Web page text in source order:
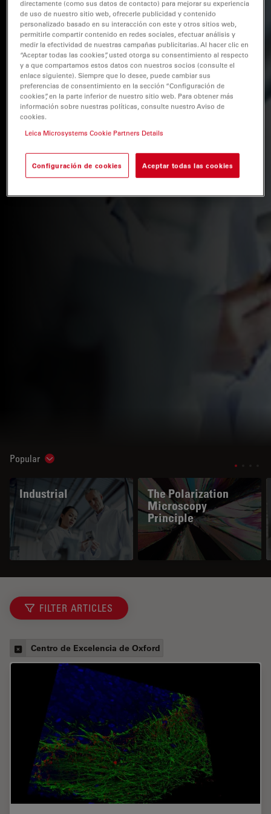
Popular Show subnavigation
Industrial
The Polarization
Microscopy
Principle
FILTER ARTICLES
Centro de Excelencia de Oxford
directamente (como sus datos de contacto) para mejorar su experiencia
de uso de nuestro sitio web, ofrecerle publicidad y contenido
personalizado basado en su interacción con este y otros sitios web,
permitirle compartir contenido en redes sociales, efectuar análisis y
medir la efectividad de nuestras campañas publicitarias. Al hacer clic en
“Aceptar todas las cookies”, usted otorga su consentimiento al respecto
y a que compartamos estos datos con nuestros socios (consulte el
enlace siguiente). Siempre que lo desee, puede cambiar sus
preferencias de consentimiento en la sección “Configuración de
cookies”, en la parte inferior de nuestro sitio web. Para obtener más
información sobre nuestras políticas, consulte nuestro Aviso de
cookies.
Leica Microsystems Cookie Partners Details
Configuración de cookies Aceptar todas las cookies